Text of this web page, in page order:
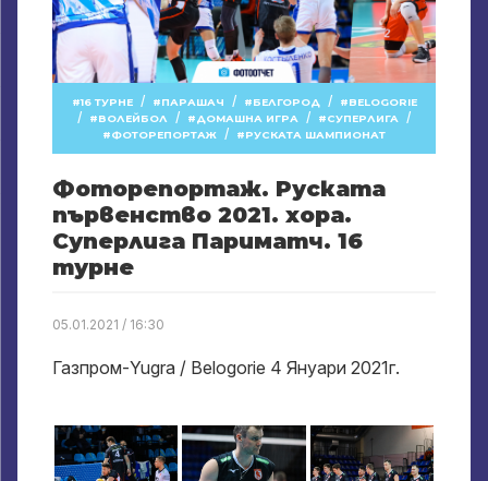
16 ТУРНЕ / ПАРАШАЧ / БЕЛГОРОД / BELOGORIE
/ ВОЛЕЙБОЛ / ДОМАШНА ИГРА / СУПЕРЛИГА /
ФОТОРЕПОРТАЖ / РУСКАТА ШАМПИОНАТ
Фоторепортаж. Руската
първенство 2021. хора.
Суперлига Париматч. 16
турне
05.01.2021 / 16:30
Газпром-Yugra / Belogorie 4 Януари 2021г.